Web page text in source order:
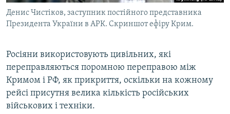
Денис Чистіков, заступник постійного представника
Президента України в АРК. Скриншот ефіру Крим.
Росіяни використовують цивільних, які
переправляються поромною переправою між
Кримом і РФ, як прикриття, оскільки на кожному
рейсі присутня велика кількість російських
військових і техніки.